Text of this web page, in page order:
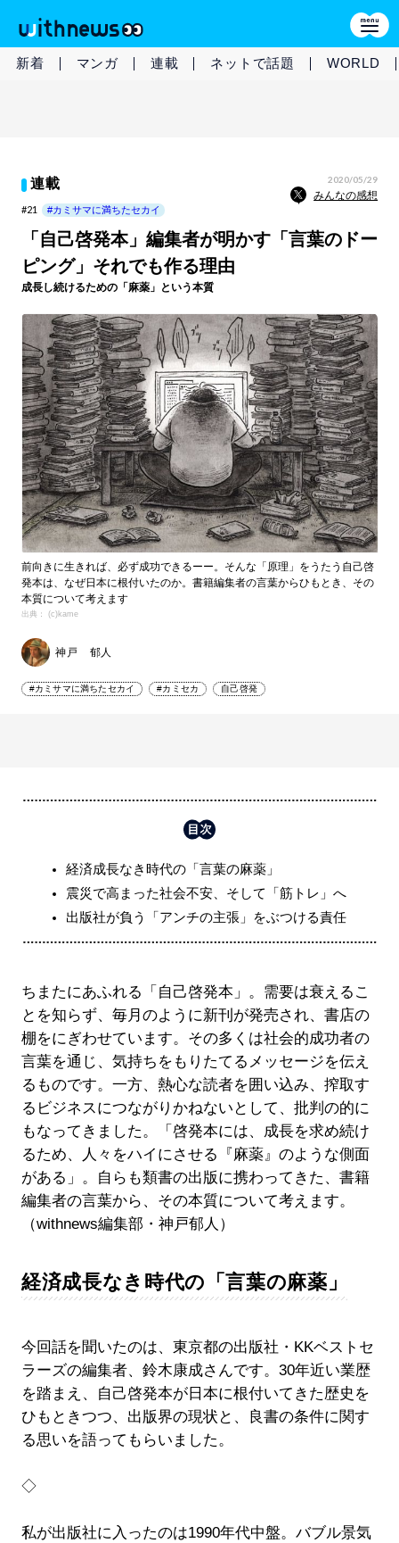
新着 マンガ 連載 ネットで話題 WORLD
連載 2020/05/29
みんなの感想
#21 #カミサマに満ちたセカイ
「自己啓発本」編集者が明かす「言葉のドー
ピング」それでも作る理由
成長し続けるための「麻薬」という本質
前向きに生きれば、必ず成功できるーー。そんな「原理」をうたう自己啓
発本は、なぜ日本に根付いたのか。書籍編集者の言葉からひもとき、その
本質について考えます
出典： (c)kame
神戸 郁人
#カミサマに満ちたセカイ #カミセカ 自己啓発
経済成長なき時代の「言葉の麻薬」
震災で高まった社会不安、そして「筋トレ」へ
出版社が負う「アンチの主張」をぶつける責任
ちまたにあふれる「自己啓発本」。需要は衰えるこ
とを知らず、毎月のように新刊が発売され、書店の
棚をにぎわせています。その多くは社会的成功者の
言葉を通じ、気持ちをもりたてるメッセージを伝え
るものです。一方、熱心な読者を囲い込み、搾取す
るビジネスにつながりかねないとして、批判の的に
もなってきました。「啓発本には、成長を求め続け
るため、人々をハイにさせる『麻薬』のような側面
がある」。自らも類書の出版に携わってきた、書籍
編集者の言葉から、その本質について考えます。
（withnews編集部・神戸郁人）
経済成長なき時代の「言葉の麻薬」
今回話を聞いたのは、東京都の出版社・KKベストセ
ラーズの編集者、鈴木康成さんです。30年近い業歴
を踏まえ、自己啓発本が日本に根付いてきた歴史を
ひもときつつ、出版界の現状と、良書の条件に関す
る思いを語ってもらいました。
◇
私が出版社に入ったのは1990年代中盤。バブル景気